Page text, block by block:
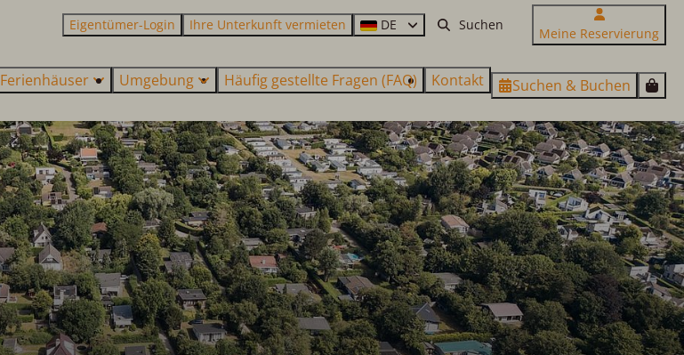
Eigentümer-Login Ihre Unterkunft vermieten DE
Meine Reservierung
Ferienhäuser Umgebung Häufig gestellte Fragen (FAQ) Kontakt Suchen & Buchen